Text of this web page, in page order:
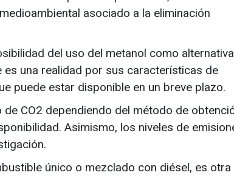
asociado a la eliminación
del uso del metanol como alternativa
una realidad por sus características de
puede estar disponible en un breve plazo.
CO2 dependiendo del método de
Asimismo, los niveles de
único o mezclado con diésel, es otra